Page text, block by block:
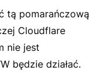
tą pomarańczową
Cloudflare
nie jest
będzie działać.